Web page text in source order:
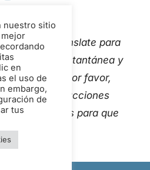
Google Translate para
de forma instantánea y
idiomas. Por favor,
traducciones
avísanos para que
corregirlas.
nuestro sitio
en
el uso de
embargo,
de
tus